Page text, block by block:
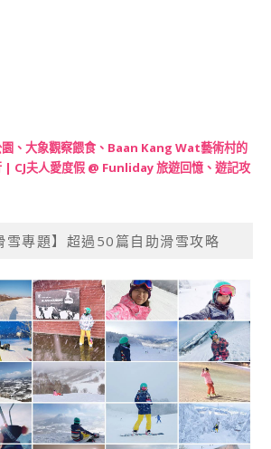
園、大象觀察餵食、Baan Kang Wat藝術村的
| CJ夫人愛度假 @ Funliday 旅遊回憶、遊記攻
雪專題】超過50篇自助滑雪攻略